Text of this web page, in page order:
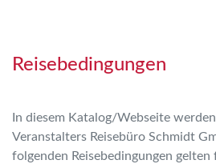
Reisebedingungen
In diesem Katalog/Webseite
Veranstalters Reisebüro Schmidt
folgenden Reisebedingungen